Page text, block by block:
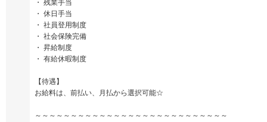
・ 残業手当
・ 休日手当
・ 社員登用制度
・ 社会保険完備
・ 昇給制度
・ 有給休暇制度
【待遇】
お給料は、前払い、月払から選択可能☆
～～～～～～～～～～～～～～～～～～～～～～～～～～～